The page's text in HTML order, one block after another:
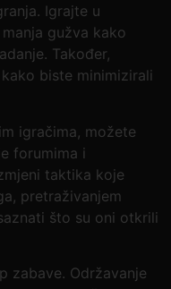
Igrajte u
gužva kako
Također,
biste minimizirali
igračima, možete
forumima i
taktika koje
pretraživanjem
što su oni otkrili
zabave. Održavanje